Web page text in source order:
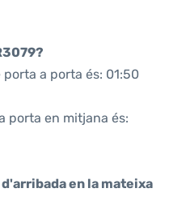
a porta és: 01:50
porta en mitjana és:
en la mateixa